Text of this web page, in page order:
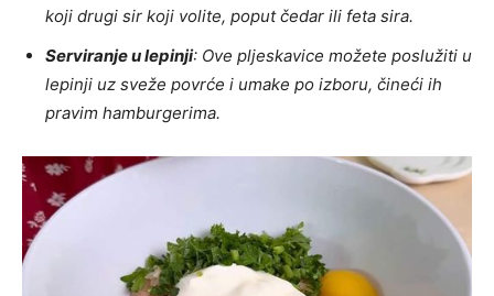
koji drugi sir koji volite, poput čedar ili feta sira.
Serviranje u lepinji: Ove pljeskavice možete poslužiti u
lepinji uz sveže povrće i umake po izboru, čineći ih
pravim hamburgerima.